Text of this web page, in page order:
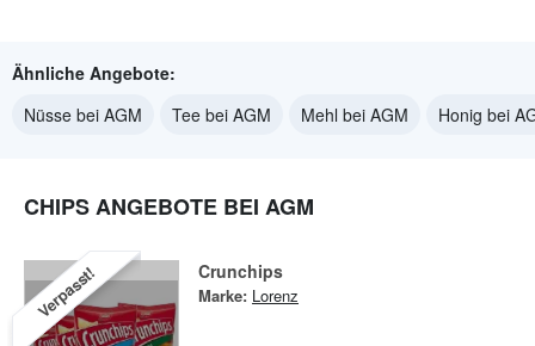
Ähnliche Angebote:
Nüsse bei AGM
Tee bei AGM Mehl bei AGM Honig bei
CHIPS ANGEBOTE BEI AGM
Verpasst! Crunchips
Marke: Lorenz